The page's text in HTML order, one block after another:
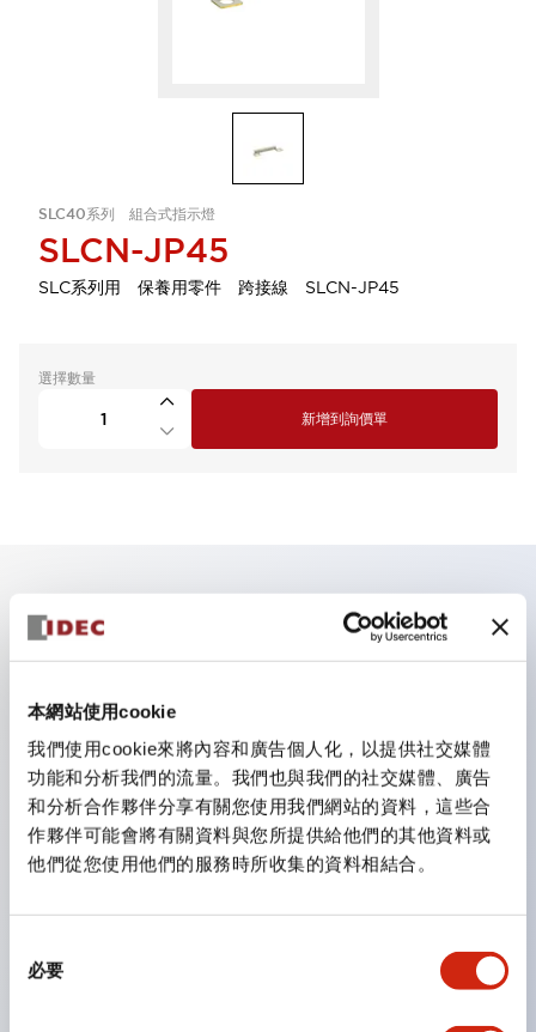
本網站使用cookie
我們使用cookie來將內容和廣告個人化，以提供社交媒體
功能和分析我們的流量。我們也與我們的社交媒體、廣告
和分析合作夥伴分享有關您使用我們網站的資料，這些合
作夥伴可能會將有關資料與您所提供給他們的其他資料或
他們從您使用他們的服務時所收集的資料相結合。
必要
SLC40系列 組合式指示燈
SLCN-JP45
SLC系列用 保養用零件 跨接線 SLCN-JP45
選擇數量
新增到詢價單
主要特點
即使高處安裝也易於觀看，配備可變窗。（不含C、L、
G型）
採用超高亮度面發光超級LED。
採用SS端子結構，不僅減少配線作業工時，還實現端子
蓋與本體一體結構及防止螺絲脫落結構。
易於標記作業，能即時應對突發的顯示規格變更，支援標